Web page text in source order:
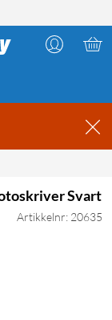
Svart
Artikkelnr: 20635